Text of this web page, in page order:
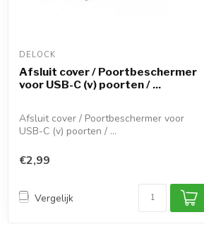
DELOCK
Afsluit cover / Poortbeschermer
voor USB-C (v) poorten / ...
Afsluit cover / Poortbeschermer voor
USB-C (v) poorten / ...
€2,99
Vergelijk